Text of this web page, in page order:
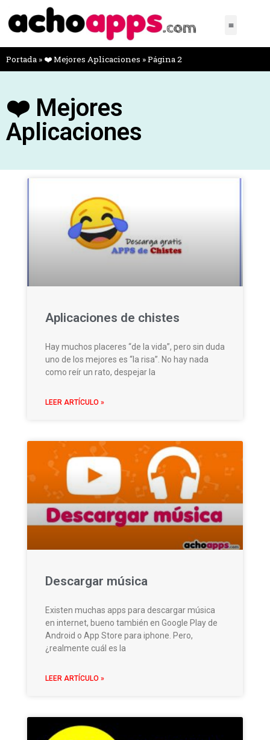
Portada » ❤️ Mejores Aplicaciones »Página 2
❤️ Mejores
Aplicaciones
Aplicaciones de chistes
Hay muchos placeres “de la vida”, pero sin duda
uno de los mejores es “la risa”. No hay nada
como reír un rato, despejar la
LEER ARTÍCULO »
Descargar música
Existen muchas apps para descargar música
en internet, bueno también en Google Play de
Android o App Store para iphone. Pero,
¿realmente cuál es la
LEER ARTÍCULO »